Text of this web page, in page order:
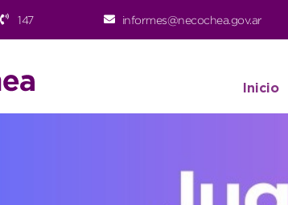
147 informes@necochea.gov.ar
Inicio